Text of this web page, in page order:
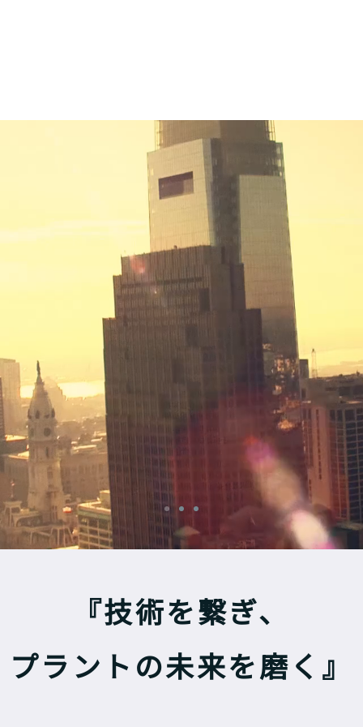
Professionalism
定のロープアクセス技術
の工法では困難だった箇
清掃・点検を実現します。
『技術を繋ぎ、
プラントの未来を磨く』